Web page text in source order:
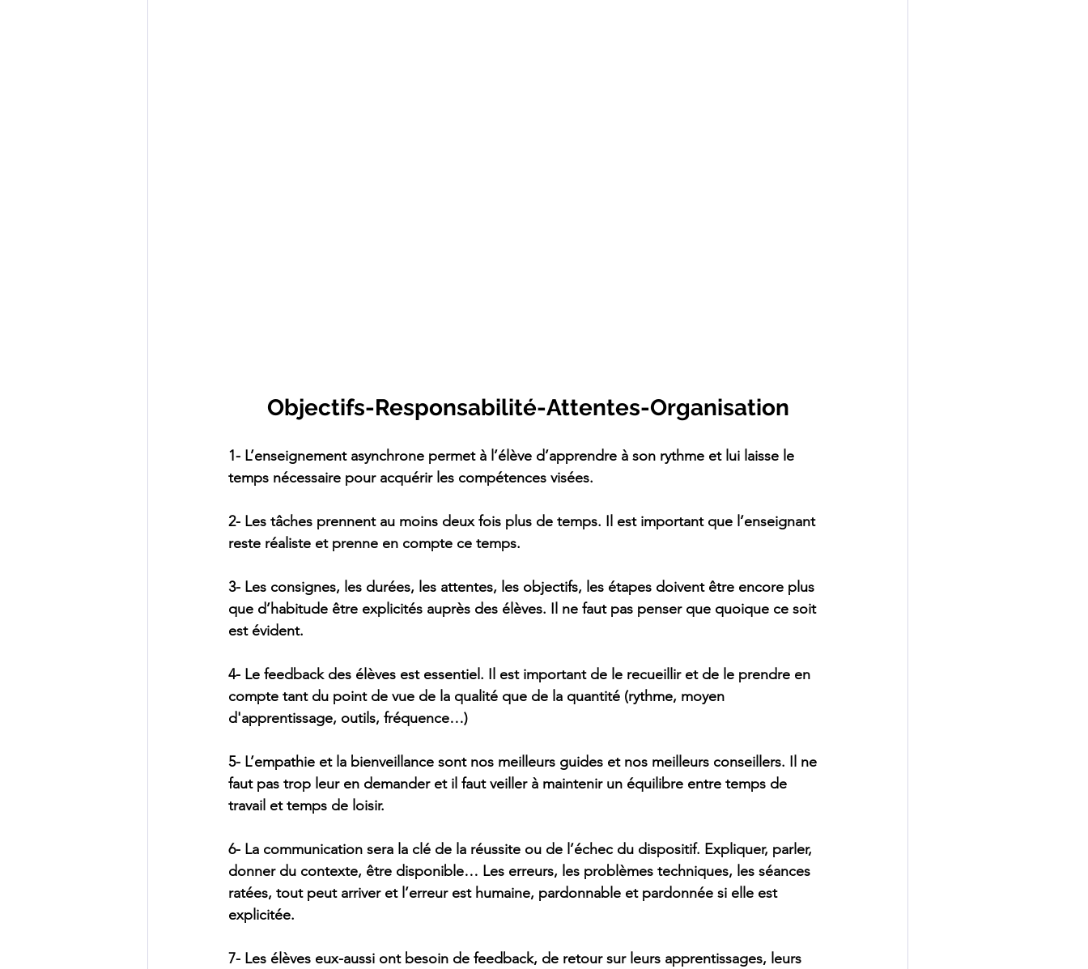
Objectifs-Responsabilité-Attentes-Organisation
1- L’enseignement asynchrone permet à l’élève d’apprendre à son rythme et lui laisse le
temps nécessaire pour acquérir les compétences visées.
2- Les tâches prennent au moins deux fois plus de temps. Il est important que l’enseignant
reste réaliste et prenne en compte ce temps.
3- Les consignes, les durées, les attentes, les objectifs, les étapes doivent être encore plus
que d’habitude être explicités auprès des élèves. Il ne faut pas penser que quoique ce soit
est évident.
4- Le feedback des élèves est essentiel. Il est important de le recueillir et de le prendre en
compte tant du point de vue de la qualité que de la quantité (rythme, moyen
d'apprentissage, outils, fréquence…)
5- L’empathie et la bienveillance sont nos meilleurs guides et nos meilleurs conseillers. Il ne
faut pas trop leur en demander et il faut veiller à maintenir un équilibre entre temps de
travail et temps de loisir.
6- La communication sera la clé de la réussite ou de l’échec du dispositif. Expliquer, parler,
donner du contexte, être disponible… Les erreurs, les problèmes techniques, les séances
ratées, tout peut arriver et l’erreur est humaine, pardonnable et pardonnée si elle est
explicitée.
7- Les élèves eux-aussi ont besoin de feedback, de retour sur leurs apprentissages, leurs